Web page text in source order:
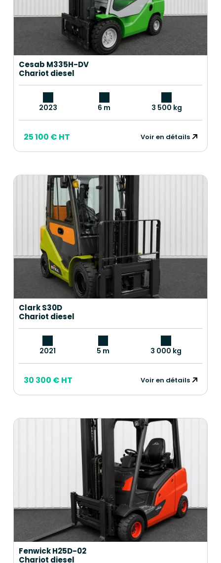
Cesab M335H-DV
Chariot diesel
2023 6 m 3 500 kg
25 100 € HT Voir en détails
Clark S30D
Chariot diesel
2021 5 m 3 000 kg
30 300 € HT Voir en détails
Fenwick H25D-02
Chariot diesel